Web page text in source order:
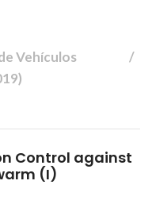
Vehículos
Control against
(I)